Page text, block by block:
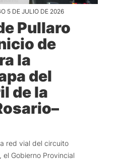
5 DE JULIO DE 2026
Pullaro
de
la
del
de la
red vial del circuito
el Gobierno Provincial